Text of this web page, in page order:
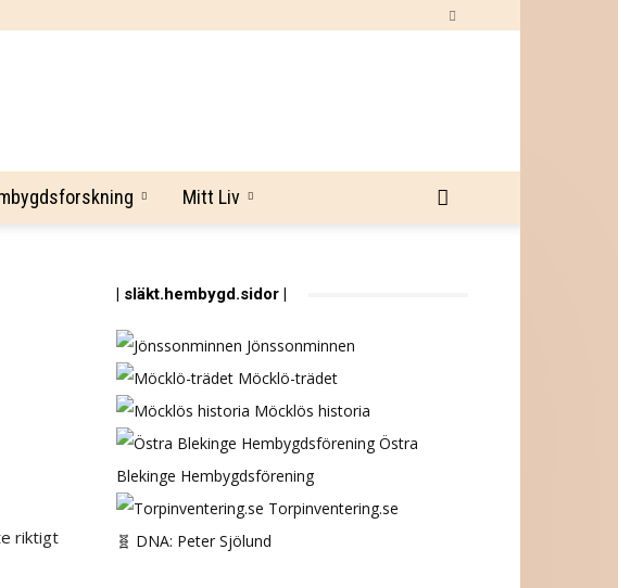
Mitt Liv
riktigt
| släkt.hembygd.sidor |
Jönssonminnen
Möcklö-trädet
Möcklös historia
Östra
Blekinge Hembygdsförening
Torpinventering.se
🧬 DNA: Peter Sjölund